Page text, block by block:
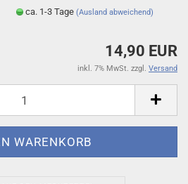
ca. 1-3 Tage(Ausland abweichend)
14,90 EUR
inkl. 7% MwSt. zzgl. Versand